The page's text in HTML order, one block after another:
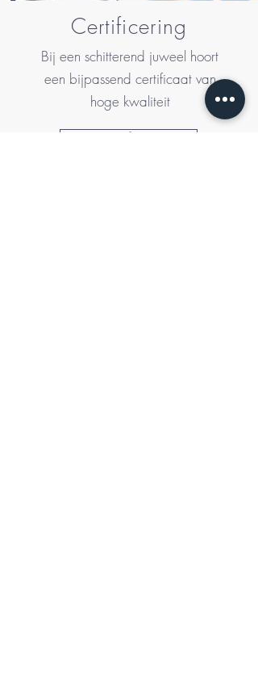
Certificering
Bij een schitterend juweel hoort
een bijpassend certificaat van
hoge kwaliteit